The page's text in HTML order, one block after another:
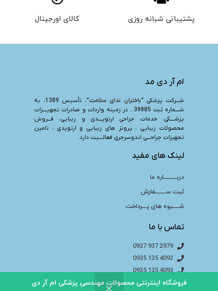
فروشگاه اینترنتی محصولات مهندسی پزشکی ام آر دی
پشتیبانی شبانه روزی کالای اورجینال
ام آر دی مد
شـــرکت پزشکی “باختران ندای سلامت
“، تأسیس 1389، به
شــــماره ثبت 39885 ، در زمینه واردات و صادرات تجهیــــزات
پزشــــکی، خدمات جراحی ارتوپــــدی و زیبایی، فـــروش
محصولات زیبایی ، پروتز های زیبایی و ارتوپدی ، تامین
تجهیزات جراحـــی اندوسرجری فعالــــیت دارد.
لینک های مفید
دربـــــــــاره ما
ثبت ســـــــفارش
شــــیوه های پـــرداخت
تماس با ما
2979 937 0937
4092 135 0935
4093 135 0935
4094 135 0935